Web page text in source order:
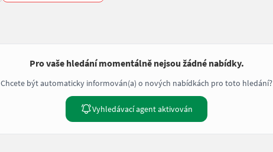
Pro vaše hledání momentálně nejsou žádné nabídky.
Chcete být automaticky informován(a) o nových nabídkách pro toto hledání?
Vyhledávací agent aktivován